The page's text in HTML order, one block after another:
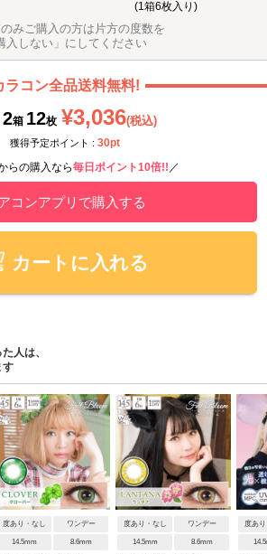
(1箱6枚入り)
みご購入の方は片方の度数を
入しない」にしてください
ラコン全品送料無料!
2箱 12枚 ¥3,036(税込)
獲得予定ポイント : 30pt
らの購入なら毎日ポイント10倍!! ／
コンアプリで購入する
カートに入れる
人は、
す
度あり・なし ワンデー
14.5mm 8.6mm
度あり・なし ワンデー
14.5mm 8.6mm
度あ